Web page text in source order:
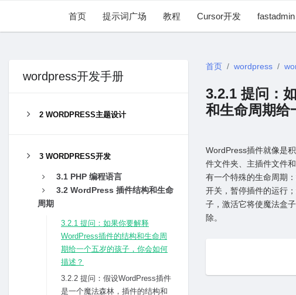
首页 提示词广场 教程 Cursor开发 fastadmin
wordpress开发手册
2 WORDPRESS主题设计
3 WORDPRESS开发
3.1 PHP 编程语⾔
3.2 WordPress 插件结构和⽣命
周期
3.2.1 提问：如果你要解释
WordPress插件的结构和⽣命周
期给⼀个五岁的孩⼦，你会如何
描述？
3.2.2 提问：假设WordPress插件
是⼀个魔法森林，插件的结构和
首页 wordpress
3.2.1 提问：
和⽣命周期给
WordPress插件就像是
件⽂件夹、主插件⽂件
有⼀个特殊的⽣命周期
开关，暂停插件的运⾏
⼦，激活它将使魔法盒
除。